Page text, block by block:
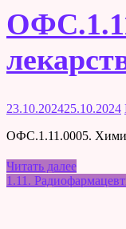
23.10.202425.10.2024
ОФС.1.11.0005.
Читать далее
1.11.